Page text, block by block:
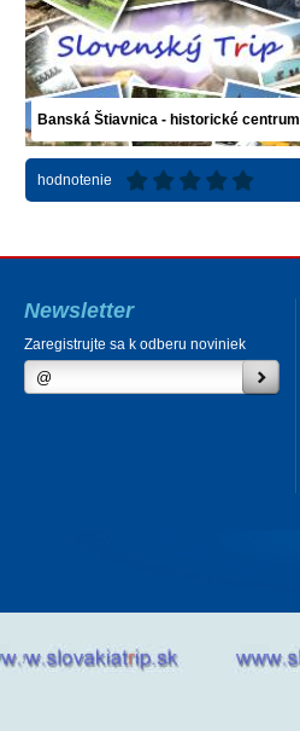
Banská Štiavnica - historické centrum
hodnotenie
Newsletter
Zaregistrujte sa k odberu noviniek